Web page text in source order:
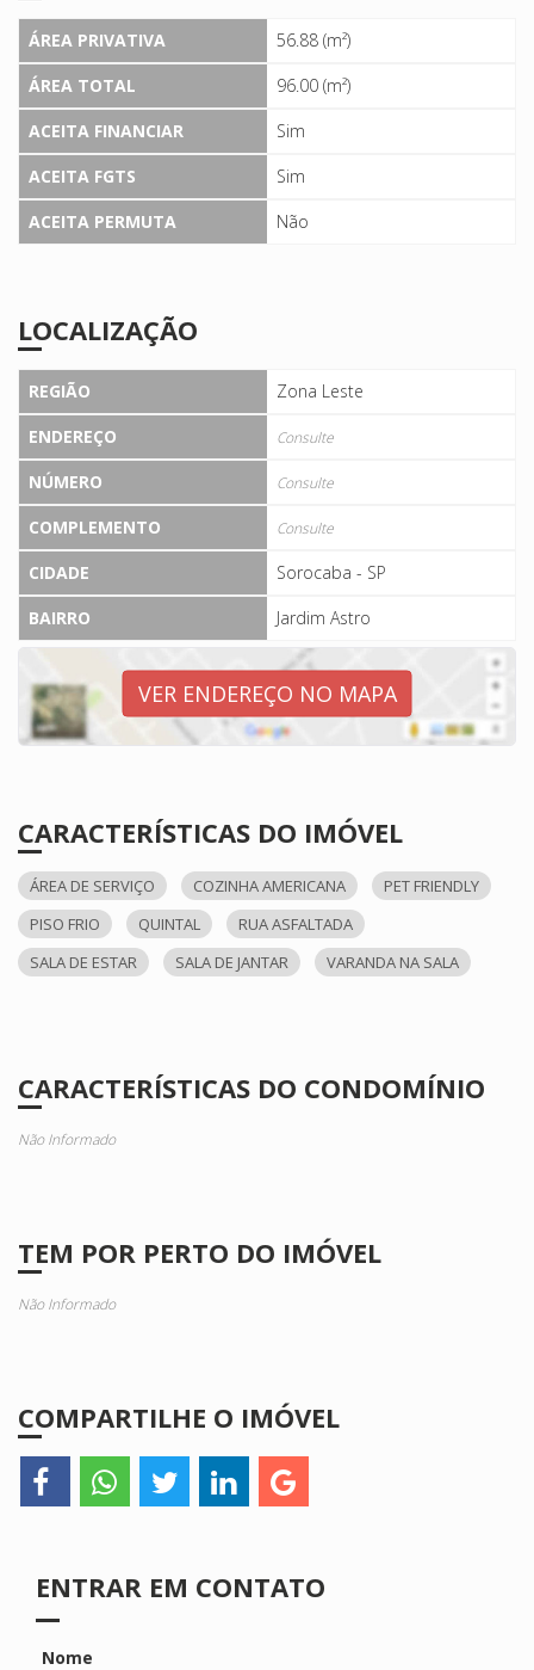
ÁREA PRIVATIVA
56.88 (m²)
ÁREA TOTAL
96.00 (m²)
ACEITA FINANCIAR
Sim
ACEITA FGTS
Sim
ACEITA PERMUTA
Não
LOCALIZAÇÃO
REGIÃO
Zona Leste
ENDEREÇO
Consulte
NÚMERO Consulte
COMPLEMENTO Consulte
CIDADE
Sorocaba - SP
BAIRRO
Jardim Astro
VER ENDEREÇO NO MAPA
CARACTERÍSTICAS DO IMÓVEL
ÁREA DE SERVIÇO COZINHA AMERICANA
PET FRIENDLY
PISO FRIO
QUINTAL
RUA ASFALTADA
SALA DE ESTAR
SALA DE JANTAR VARANDA NA SALA
CARACTERÍSTICAS DO CONDOMÍNIO
Não Informado
TEM POR PERTO DO IMÓVEL
Não Informado
COMPARTILHE O IMÓVEL
ENTRAR EM CONTATO
Nome